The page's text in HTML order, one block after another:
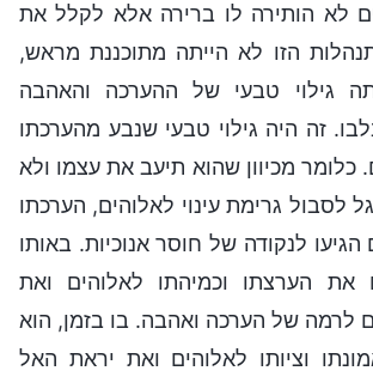
לא הותירה לו ברירה אלא לקלל את
הזו לא הייתה מתוכננת מראש,
גילוי טבעי של ההערכה והאהבה
זה היה גילוי טבעי שנבע מהערכתו
כלומר מכיוון שהוא תיעב את עצמו ולא
לסבול גרימת עינוי לאלוהים, הערכתו
הגיעו לנקודה של חוסר אנוכיות. באותו
את הערצתו וכמיהתו לאלוהים ואת
לרמה של הערכה ואהבה. בו בזמן, הוא
וציותו לאלוהים ואת יראת האל